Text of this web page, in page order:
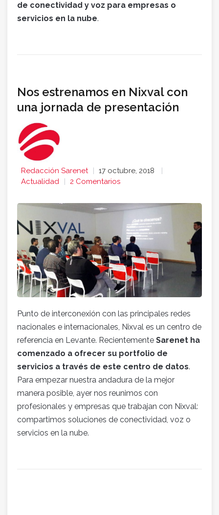
de conectividad y voz para empresas o
servicios en la nube.
Nos estrenamos en Nixval con
una jornada de presentación
Redacción Sarenet
17 octubre, 2018
Actualidad
2 Comentarios
Punto de interconexión con las principales redes
nacionales e internacionales, Nixval es un centro de
referencia en Levante. Recientemente Sarenet ha
comenzado a ofrecer su portfolio de
servicios a través de este centro de datos.
Para empezar nuestra andadura de la mejor
manera posible, ayer nos reunimos con
profesionales y empresas que trabajan con Nixval:
compartimos soluciones de conectividad, voz o
servicios en la nube.